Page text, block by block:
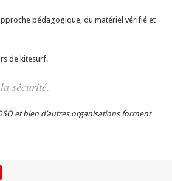
pédagogique, du matériel vérifié et
de kitesurf.
sécurité.
et bien d’autres organisations forment